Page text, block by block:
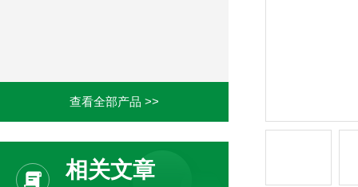
查看全部产品 >>
相关文章